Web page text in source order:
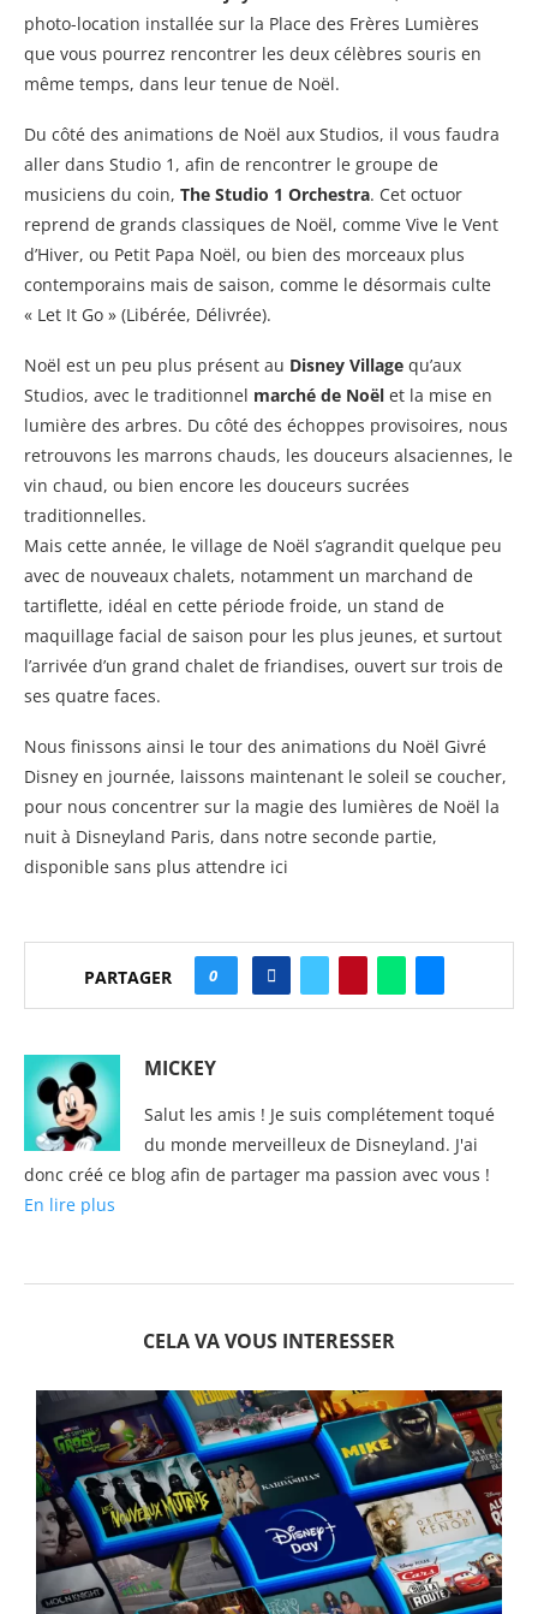
photo-location installée sur la Place des Frères Lumières
que vous pourrez rencontrer les deux célèbres souris en
même temps, dans leur tenue de Noël.
Du côté des animations de Noël aux Studios, il vous faudra
aller dans Studio 1, afin de rencontrer le groupe de
musiciens du coin, The Studio 1 Orchestra. Cet octuor
reprend de grands classiques de Noël, comme Vive le Vent
d’Hiver, ou Petit Papa Noël, ou bien des morceaux plus
contemporains mais de saison, comme le désormais culte
« Let It Go » (Libérée, Délivrée).
Noël est un peu plus présent au Disney Village qu’aux
Studios, avec le traditionnel marché de Noël et la mise en
lumière des arbres. Du côté des échoppes provisoires, nous
retrouvons les marrons chauds, les douceurs alsaciennes, le
vin chaud, ou bien encore les douceurs sucrées
traditionnelles.
Mais cette année, le village de Noël s’agrandit quelque peu
avec de nouveaux chalets, notamment un marchand de
tartiflette, idéal en cette période froide, un stand de
maquillage facial de saison pour les plus jeunes, et surtout
l’arrivée d’un grand chalet de friandises, ouvert sur trois de
ses quatre faces.
Nous finissons ainsi le tour des animations du Noël Givré
Disney en journée, laissons maintenant le soleil se coucher,
pour nous concentrer sur la magie des lumières de Noël la
nuit à Disneyland Paris, dans notre seconde partie,
disponible sans plus attendre ici
PARTAGER 0
MICKEY
Salut les amis ! Je suis complétement toqué
du monde merveilleux de Disneyland. J'ai
donc créé ce blog afin de partager ma passion avec vous !
En lire plus
CELA VA VOUS INTERESSER